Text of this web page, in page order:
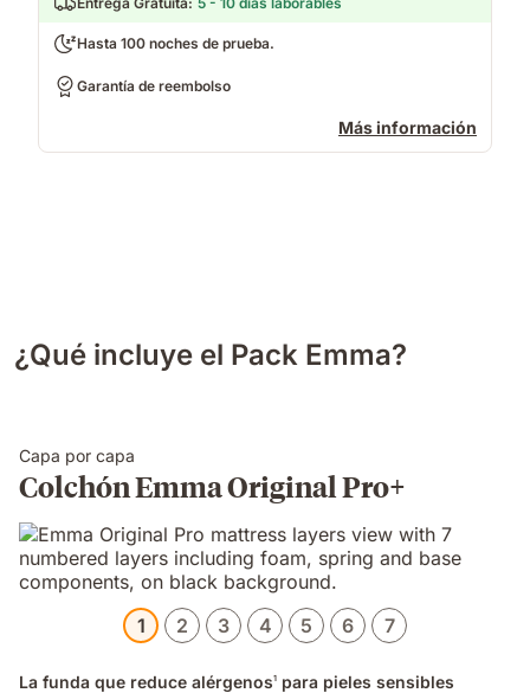
Hasta 100 noches de prueba.
Garantía de reembolso
Más información
¿Qué incluye el Pack Emma?
Capa por capa
Colchón Emma Original Pro+
1 2 3 4 5 6 7
La funda que reduce alérgenos1 para pieles sensibles